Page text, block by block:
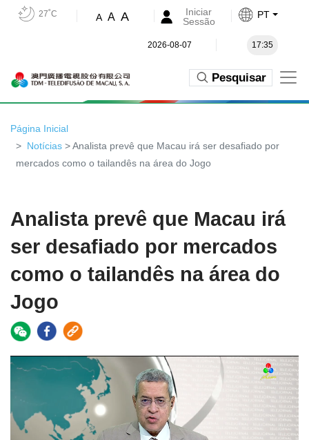
27˚C A A A
Iniciar
Sessão
PT
2026-08-07 17:35
Pesquisar
Página Inicial
Notícias > Analista prevê que Macau irá ser desafiado por
mercados como o tailandês na área do Jogo
Analista prevê que Macau irá
ser desafiado por mercados
como o tailandês na área do
Jogo
Video